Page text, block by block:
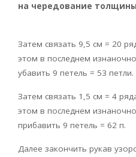
на чередование
Затем связать 9,5 см = 20
этом в последнем
убавить 9 петель = 53 петли.
Затем связать 1,5 см = 4
этом в последнем
прибавить 9 петель = 62 п.
Далее закончить рукав